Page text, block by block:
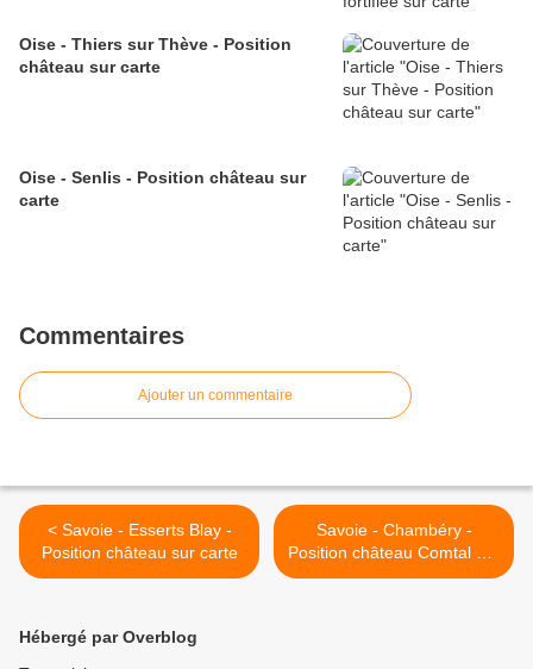
Oise - Thiers sur Thève - Position
château sur carte
Oise - Senlis - Position château sur
carte
Commentaires
Ajouter un commentaire
< Savoie - Esserts Blay -
Position château sur carte
Savoie - Chambéry -
Position château Comtal sur
carte >
Hébergé par Overblog